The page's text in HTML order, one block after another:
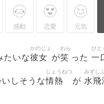
感動 恋愛 元気
たいな彼女
かのじょ
が笑
わら
った 一
ひと
いしそうな情熱
じょうねつ
が 水飛
みずし